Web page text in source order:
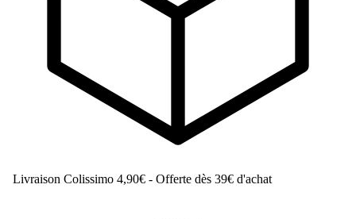
Livraison Colissimo 4,90€ - Offerte dès 39€ d'achat